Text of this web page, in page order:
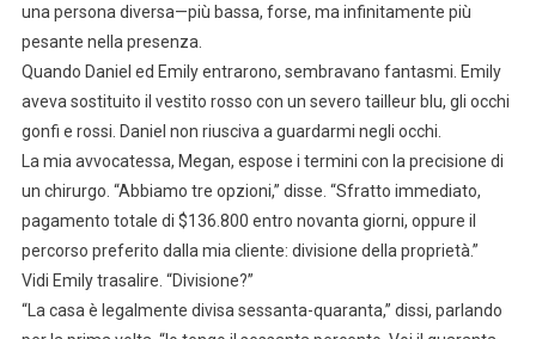
una persona diversa—più bassa, forse, ma infinitamente più
pesante nella presenza.
Quando Daniel ed Emily entrarono, sembravano fantasmi. Emily
aveva sostituito il vestito rosso con un severo tailleur blu, gli occhi
gonfi e rossi. Daniel non riusciva a guardarmi negli occhi.
La mia avvocatessa, Megan, espose i termini con la precisione di
un chirurgo. “Abbiamo tre opzioni,” disse. “Sfratto immediato,
pagamento totale di $136.800 entro novanta giorni, oppure il
percorso preferito dalla mia cliente: divisione della proprietà.”
Vidi Emily trasalire. “Divisione?”
“La casa è legalmente divisa sessanta-quaranta,” dissi, parlando